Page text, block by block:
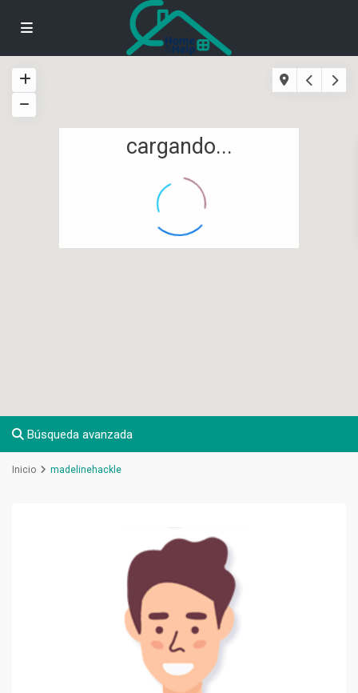
cargando...
Búsqueda avanzada
Inicio madelinehackle